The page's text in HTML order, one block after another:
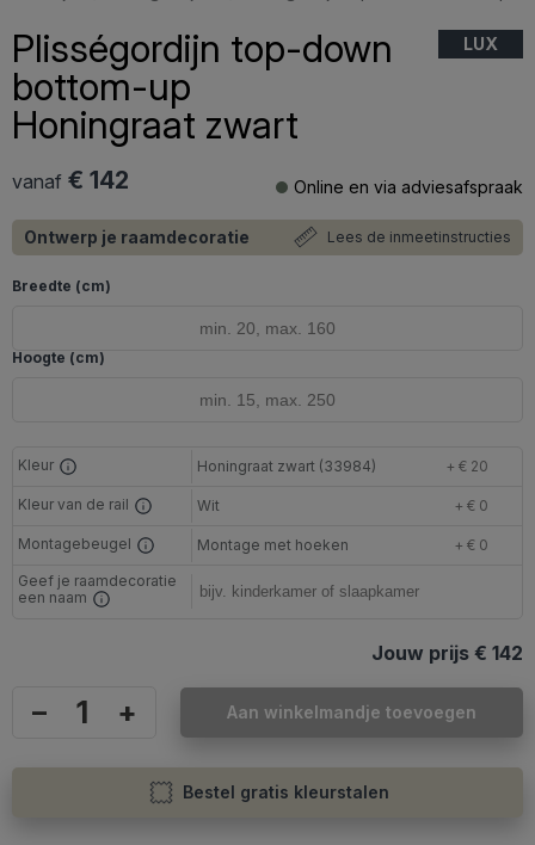
Plisségordijn top-down
bottom-up
Honingraat zwart
LUX
vanaf € 142 Online en via adviesafspraak
Ontwerp je raamdecoratie Lees de inmeetinstructies
Breedte (cm)
Hoogte (cm)
Kleur Honingraat zwart (33984) + € 20
Kleur van de rail Wit + € 0
Montagebeugel Montage met hoeken
+ € 0
Geef je raamdecoratie
een naam
Jouw prijs € 142
– + Aan winkelmandje toevoegen
Bestel gratis kleurstalen